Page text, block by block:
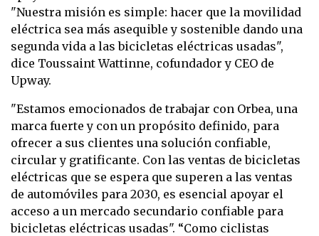
"Nuestra misión es simple: hacer que la movilidad
eléctrica sea más asequible y sostenible dando una
segunda vida a las bicicletas eléctricas usadas",
dice Toussaint Wattinne, cofundador y CEO de
Upway.
"Estamos emocionados de trabajar con Orbea, una
marca fuerte y con un propósito definido, para
ofrecer a sus clientes una solución confiable,
circular y gratificante. Con las ventas de bicicletas
eléctricas que se espera que superen a las ventas
de automóviles para 2030, es esencial apoyar el
acceso a un mercado secundario confiable para
bicicletas eléctricas usadas". “Como ciclistas